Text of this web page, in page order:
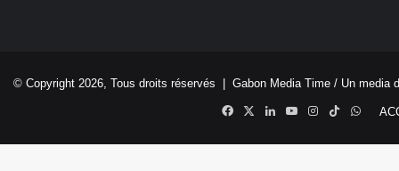
© Copyright 2026, Tous droits réservés | Gabon Media Time / Un media
Facebook
X LinkedinYouTubeInstagram
TikTok